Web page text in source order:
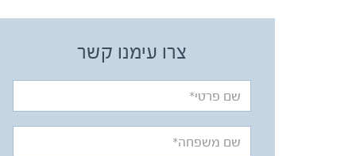
צרו עימנו קשר